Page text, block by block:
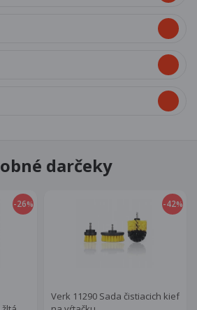
darčeky
-26% -42%
Verk 11290 Sada čistiacich kief